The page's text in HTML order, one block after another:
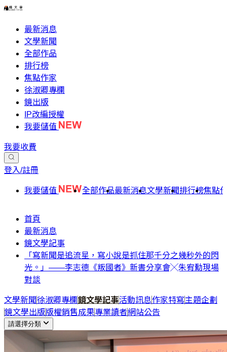
最新消息
文學新聞
全部作品
排行榜
焦點作家
徐淑卿專欄
鏡出版
IP改編授權
我要儲值
我要收費
登入/註冊
我要儲值 全部作品最新消息文學新聞排行榜焦點
首頁
最新消息
鏡文學記事
「寫新聞是追流星，寫小說是抓住那千分之幾秒外的閃
光。」——李志德《叛國者》新書分享會╳朱宥勳現場
對談
文學新聞徐淑卿專欄鏡文學記事活動訊息作家特寫主題企劃
鏡文學出版版權銷售成果專業讀者網站公告
請選擇分類